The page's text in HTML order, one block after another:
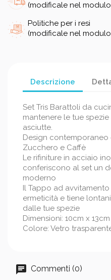
(modificale nel
Politiche per i resi
(modificale nel
Descrizione
Set Tris Barattoli da
mantenere le tue
asciutte.
Design contemporaneo
Zucchero e Caffè
Le rifiniture in acciaio
conferiscono al set un
moderno
Il Tappo ad
ermeticità e tiene
dalle tue spezie
Dimensioni: 10cm x
Colore: Vetro
Commenti (0)